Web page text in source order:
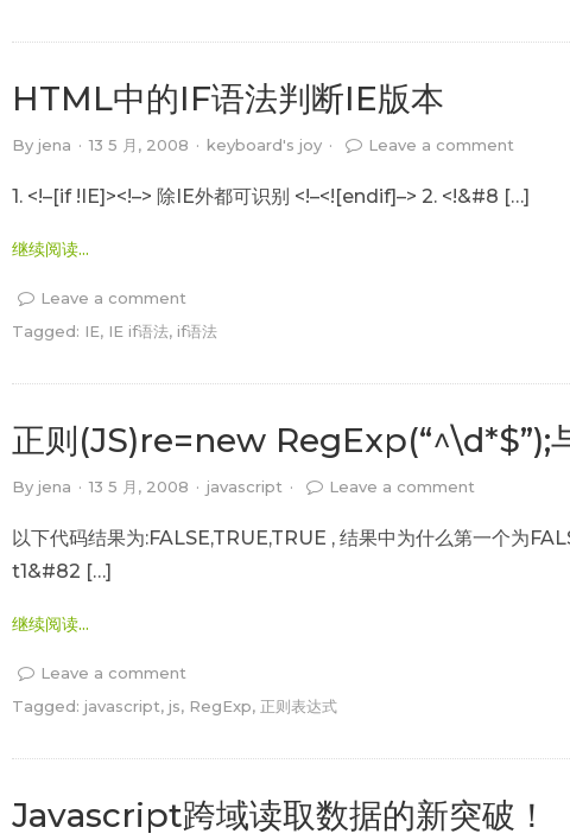
HTML中的IF语法判断IE版本
By jena · 13 5 月, 2008 · keyboard's joy · Leave a comment
1. <!–[if !IE]><!–> 除IE外都可识别 <!–<![endif]–> 2. <!&#8 […]
继续阅读...
Leave a comment
Tagged: IE, IE if语法, if语法
正则(JS)re=new RegExp(“^\d*$”);
By jena · 13 5 月, 2008 · javascript · Leave a comment
以下代码结果为:FALSE,TRUE,TRUE , 结果中为什么第一个为
t1&#82 […]
继续阅读...
Leave a comment
Tagged: javascript, js, RegExp, 正则表达式
Javascript跨域读取数据的新突破！